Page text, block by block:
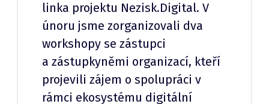
linka projektu Nezisk.Digital. V
únoru jsme zorganizovali dva
workshopy se zástupci
a zástupkyněmi organizací, kteří
projevili zájem o spolupráci v
rámci ekosystému digitální